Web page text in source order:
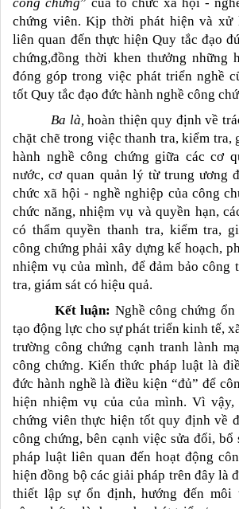
chứng viên. Kịp thời phát hiện và xử
liên quan đến thực hiện Quy tắc đạo
chứng,đồng thời khen thưởng những
đóng góp trong việc phát triển nghề
tốt Quy tắc đạo đức hành nghề công
Ba là, hoàn thiện quy định về
chặt chẽ trong việc thanh tra, kiểm tra,
hành nghề công chứng giữa các cơ
nước, cơ quan quản lý từ trung ương
chức xã hội - nghề nghiệp của công
chức năng, nhiệm vụ và quyền hạn,
có thẩm quyềnthanh tra, kiểm tra,
công chứng phải xây dựng kế hoạch,
nhiệm vụ của mình, để đảm bảo công
tra, giám sát có hiệu quả.
Kết luận: Nghề công chứng
tạo động lực cho sự phát triển kinh tế,
trường công chứng cạnh tranh lành
công chứng. Kiến thức pháp luật là
đức hành nghề là điều kiện “đủ” để
hiện nhiệm vụ của của mình. Vì vậy,
chứng viên thực hiện tốt quy định về
công chứng, bên cạnh việc sửa đổi,
pháp luật liên quan đến hoạt động
hiện đồng bộ các giải pháp trên đây là
thiết lập sự ổn định, hướng đến môi